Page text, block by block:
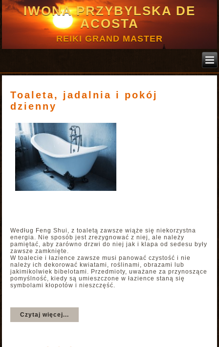
IWONA PRZYBYLSKA DE
ACOSTA
REIKI GRAND MASTER
Toaleta, jadalnia i pokój
dzienny
Według Feng Shui, z toaletą zawsze wiąże się niekorzystna
energia. Nie sposób jest zrezygnować z niej, ale należy
pamiętać, aby zarówno drzwi do niej jak i klapa od sedesu były
zawsze zamknięte.
W toalecie i łazience zawsze musi panować czystość i nie
należy ich dekorować kwiatami, roślinami, obrazami lub
jakimikolwiek bibelotami. Przedmioty, uważane za przynoszące
pomyślność, kiedy są umieszczone w łazience staną się
symbolami kłopotów i nieszczęść.
Czytaj więcej...